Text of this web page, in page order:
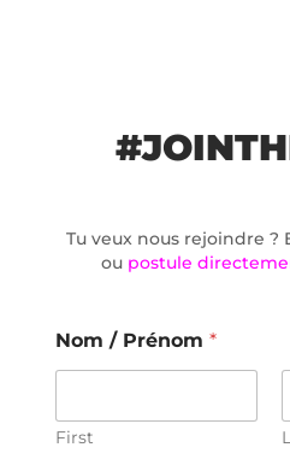
Tu veux nous rejoindre ?
ou postule
Nom / Prénom *
First